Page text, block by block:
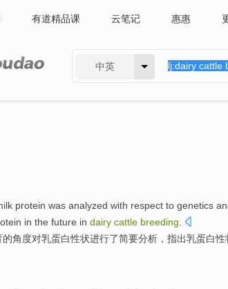
有道精品课 云笔记 惠惠
中英
protein was analyzed with respect to genetics
in the future in dairy cattle breeding
的角度对乳蛋白性状进行了简要分析，指出乳蛋白性